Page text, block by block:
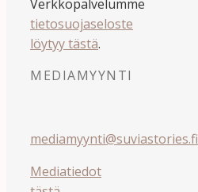
Verkkopalvelumme
tietosuojaseloste
löytyy tästä.
MEDIAMYYNTI
mediamyynti@suviastories.fi
Mediatiedot